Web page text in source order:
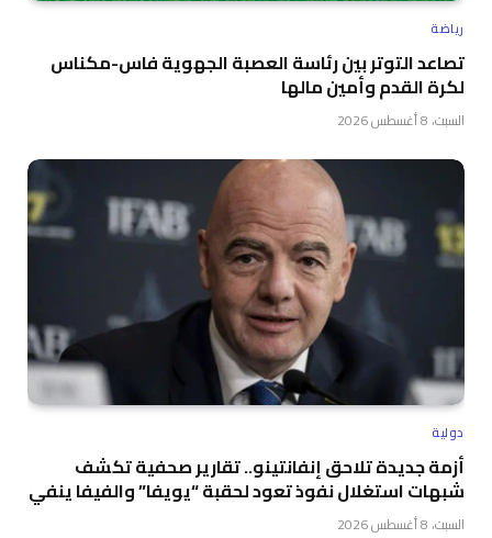
رياضة
تصاعد التوتر بين رئاسة العصبة الجهوية فاس-مكناس
لكرة القدم وأمين مالها
السبت، 8 أغسطس 2026
دولية
أزمة جديدة تلاحق إنفانتينو.. تقارير صحفية تكشف
شبهات استغلال نفوذ تعود لحقبة “يويفا” والفيفا ينفي
السبت، 8 أغسطس 2026